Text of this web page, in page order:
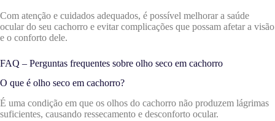
Com atenção e cuidados adequados, é possível melhorar a saúde
ocular do seu cachorro e evitar complicações que possam afetar a visão
e o conforto dele.
FAQ – Perguntas frequentes sobre olho seco em cachorro
O que é olho seco em cachorro?
É uma condição em que os olhos do cachorro não produzem lágrimas
suficientes, causando ressecamento e desconforto ocular.